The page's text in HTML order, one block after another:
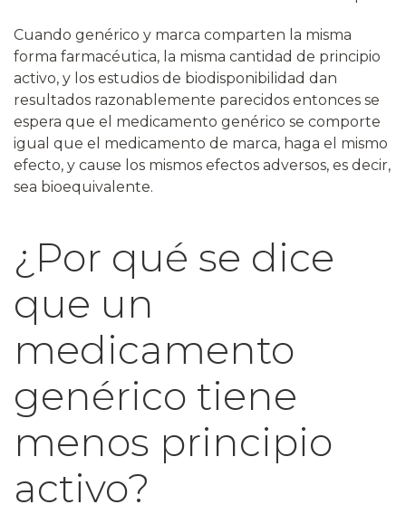
Cuando genérico y marca comparten la misma
forma farmacéutica, la misma cantidad de principio
activo, y los estudios de biodisponibilidad dan
resultados razonablemente parecidos entonces se
espera que el medicamento genérico se comporte
igual que el medicamento de marca, haga el mismo
efecto, y cause los mismos efectos adversos, es decir,
sea bioequivalente.
¿Por qué se dice
que un
medicamento
genérico tiene
menos principio
activo?